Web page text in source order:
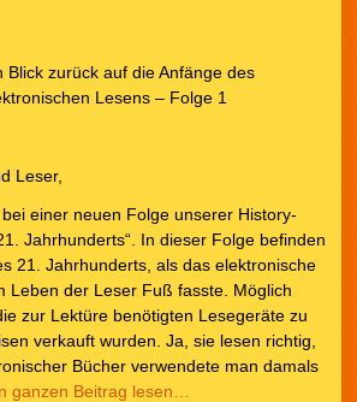
Blick zurück auf die Anfänge des
Lesens – Folge 1
Leser,
einer neuen Folge unserer History-
Jahrhunderts“. In dieser Folge befinden
21. Jahrhunderts, als das elektronische
Leben der Leser Fuß fasste. Möglich
zur Lektüre benötigten Lesegeräte zu
verkauft wurden. Ja, sie lesen richtig,
Bücher verwendete man damals
ganzen Beitrag lesen…